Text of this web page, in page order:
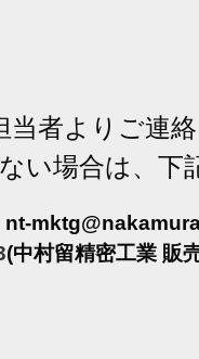
当者よりご連
い場合は、下
nt-
(中村留精密工業 販